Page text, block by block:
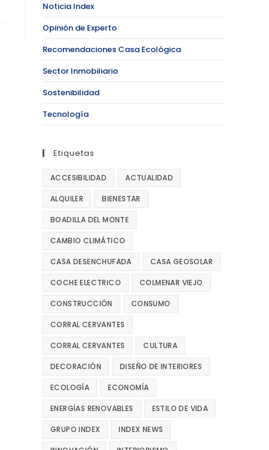
Noticia Index
Opinión de Experto
Recomendaciones Casa Ecológica
Sector Inmobiliario
Sostenibilidad
Tecnología
Etiquetas
ACCESIBILIDAD ACTUALIDAD
ALQUILER BIENESTAR
BOADILLA DEL MONTE
CAMBIO CLIMÁTICO
CASA DESENCHUFADA CASA GEOSOLAR
COCHE ELECTRICO COLMENAR VIEJO
CONSTRUCCIÓN CONSUMO
CORRAL CERVANTES
CORRAL CERVANTES CULTURA
DECORACIÓN DISEÑO DE INTERIORES
ECOLOGÍA ECONOMÍA
ENERGÍAS RENOVABLES ESTILO DE VIDA
GRUPO INDEX INDEX NEWS